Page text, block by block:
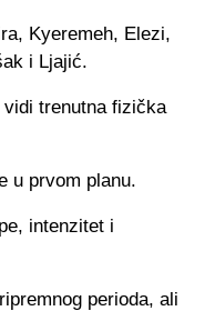
Kyeremeh, Elezi,
i Ljajić.
trenutna fizička
u prvom planu.
intenzitet i
perioda, ali